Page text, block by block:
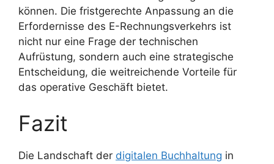
können. Die fristgerechte Anpassung an die
Erfordernisse des E-Rechnungsverkehrs ist
nicht nur eine Frage der technischen
Aufrüstung, sondern auch eine strategische
Entscheidung, die weitreichende Vorteile für
das operative Geschäft bietet.
Fazit
Die Landschaft der digitalen Buchhaltung in